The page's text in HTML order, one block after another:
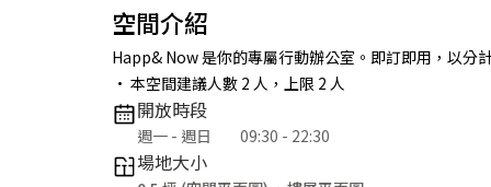
空間介紹
Happ& Now 是你的專屬行動辦公室。即訂即用，以分
• 本空間建議人數 2 人，上限 2 人
開放時段
週一 - 週日 09:30 - 22:30
場地大小